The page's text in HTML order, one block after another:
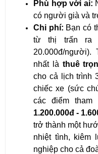
Phù hợp với ai:
có người già và
Chi phí: Bạn có
từ thị trấn ra
20.000đ/
nhất là thuê
cho cả lịch trình
chiếc xe (sức
1.200.000đ -
trở thành một
nhiệt tình, kiêm
nghiệp cho cả